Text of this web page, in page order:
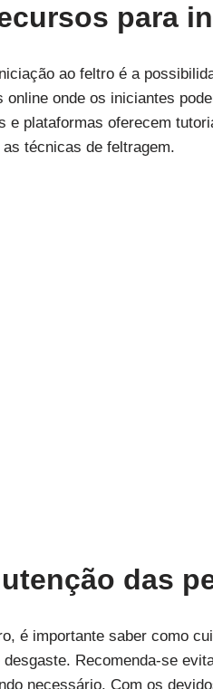
para
ao feltro é a
onde os iniciantes
e plataformas oferecem
técnicas de feltragem.
das
é importante saber como
Recomenda-se
necessário. Com os